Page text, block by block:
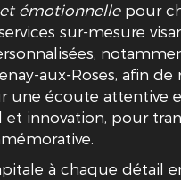
émotionnellepour
sur-mesure
aux-Roses, afin de
une écoute attentive
et innovation, pour
à chaque détail